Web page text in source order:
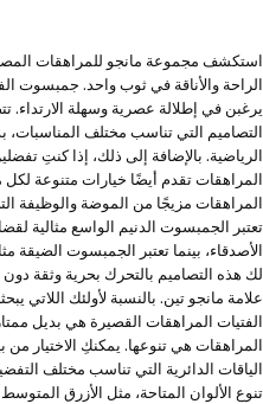
استكشف مجموعة مانجو للمراهقات
الراحة والأناقة في ثوب واحد. جمبسوت
يرغبن في إطلالة عصرية وسهلة
التصاميم التي تناسب مختلف المناسبات،
الرياضية. بالإضافة إلى ذلك، إذا كنتِ
المراهقات تقدم أيضًا خيارات متنوعة
المراهقات مزيجًا من الموضة والوظيفة
تعتبر الجمبسوت الدنيم الواسع مثالية
الأصدقاء، بينما تعتبر الجمبسوت الضيقة
لك هذه التصاميم بالتحرك بحرية وثقة دون
علامة مانجو تين. بالنسبة لأولئك
الفتيات المراهقات القصيرة هي بديل
المراهقات هي تنوعها. يمكنكِ الاختيار من
الياقات الدائرية التي تناسب مختلف
تنوع الألوان المتاحة، مثل الأزرق